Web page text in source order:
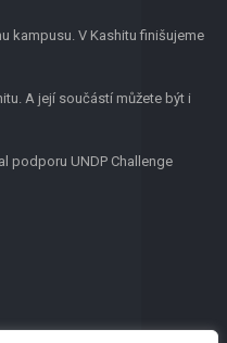
kampusu. V Kashitu finišujeme
A její součástí můžete být i
podporu UNDP Challenge